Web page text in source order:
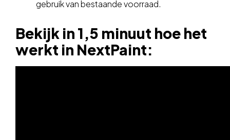
gebruik van bestaande voorraad.
Bekijk in 1,5 minuut hoe het
werkt in NextPaint: